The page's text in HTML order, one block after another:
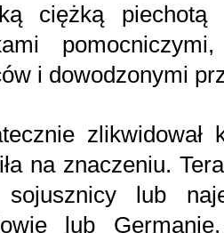
ciężką piechotą
i dowodzonymi
na znaczeniu.
sojusznicy lub
lub